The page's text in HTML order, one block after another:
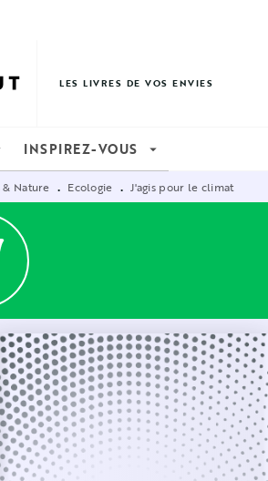
LES LIVRES DE VOS ENVIES
INSPIREZ-VOUS arrow_drop_down
& Nature • Ecologie • J'agis pour le climat